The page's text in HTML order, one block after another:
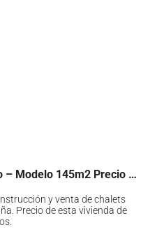
Casas prefabricadas Vigo – Modelo 145m2 Precio 129.828 €
y venta de chalets
Precio de esta vivienda de